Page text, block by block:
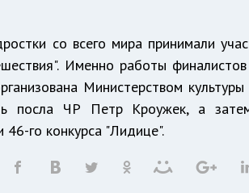
со всего мира принимали
Именно работы
Министерством
посла ЧР Петр Кроужек, а
46-го конкурса "Лидице".